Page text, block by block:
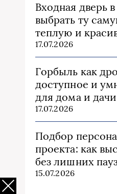
Входная дверь
выбрать ту
теплую и
17.07.2026
Горбыль как
доступное и
для дома и дачи
17.07.2026
Подбор
проекта: как
без лишних
15.07.2026